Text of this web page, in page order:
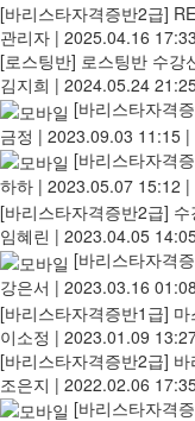
[바리스타자격증반2급]
관리자 | 2025.04.16 17:33
[로스팅반] 로스팅반 수강
김지희 | 2024.05.24
[바리스타자격
금정 | 2023.09.03 11:15 |
[바리스타자격
하하 | 2023.05.07 15:12 |
[바리스타자격증반2급]
임혜린 | 2023.04.05
[바리스타자격
강은서 | 2023.03.16 01:08
[바리스타자격증반1급]
이소정 | 2023.01.09
[바리스타자격증반2급]
조은지 | 2022.02.06
[바리스타자격